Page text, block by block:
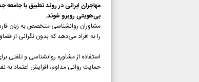
مهاجران ایرانی در روند تطبیق با
بی‌هویتی روبرو شوند.
مشاوران روانشناسی متخصص به زبان
را به افراد می‌دهد که بدون نگرانی از
استفاده از مشاوره روانشناسی و تلفنی
حمایت روانی مداوم، افزایش اعتماد به